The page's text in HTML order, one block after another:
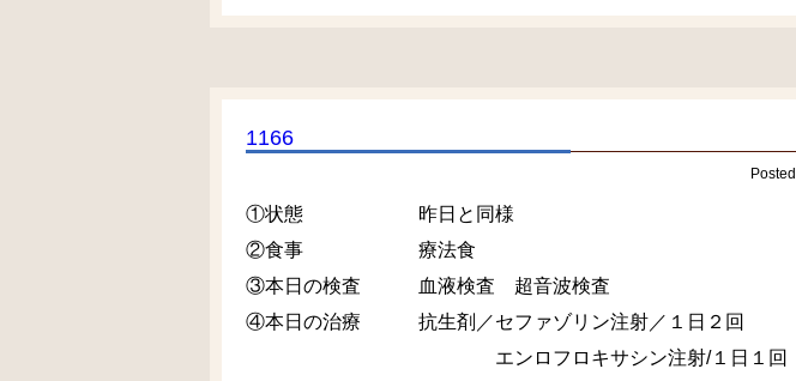
1166
Posted
①状態 昨日と同様
②食事 療法食
③本日の検査 血液検査 超音波検査
④本日の治療 抗生剤／セファゾリン注射／１日２回
エンロフロキサシン注射/１日１回